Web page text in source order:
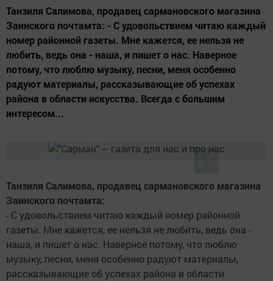
Танзиля Салимова, продавец сармановского магазина
Заинского почтамта: - С удовольствием читаю каждый
номер районной газеты. Мне кажется, ее нельзя не
любить, ведь она - наша, и пишет о нас. Наверное
потому, что люблю музыку, песни, меня особенно
радуют материалы, рассказывающие об успехах
района в области искусства. Всегда с большим
интересом...
Танзиля Салимова, продавец сармановского магазина
Заинского почтамта:
- С удовольствием читаю каждый номер районной
газеты. Мне кажется, ее нельзя не любить, ведь она -
наша, и пишет о нас. Наверное потому, что люблю
музыку, песни, меня особенно радуют материалы,
рассказывающие об успехах района в области